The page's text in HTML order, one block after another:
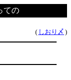
ての
( しおり〆 )